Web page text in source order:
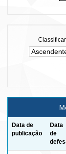
Data de
publicação
Data
de